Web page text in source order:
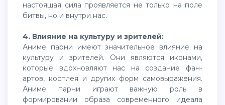
настоящая сила проявляется не только на поле
битвы, но и внутри нас.
4. Влияние на культуру и зрителей:
Аниме парни имеют значительное влияние на
культуру и зрителей. Они являются иконами,
которые вдохновляют нас на создание фан-
артов, косплея и других форм самовыражения.
Аниме парни играют важную роль в
формировании образа современного идеала